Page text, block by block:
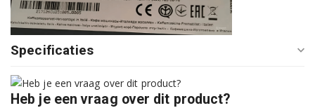
Specificaties
Heb je een vraag over dit product?